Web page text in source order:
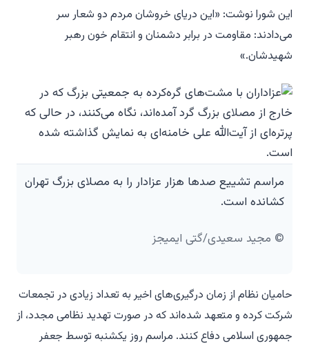
این شورا نوشت: «این دریای خروشان مردم دو شعار سر
می‌دادند: مقاومت در برابر دشمنان و انتقام خون رهبر
شهیدشان.»
مراسم تشییع صدها هزار عزادار را به مصلای بزرگ تهران
کشانده است.
© مجید سعیدی/گتی ایمیجز
حامیان نظام از زمان درگیری‌های اخیر به تعداد زیادی در تجمعات
شرکت کرده و متعهد شده‌اند که در صورت تهدید نظامی مجدد، از
جمهوری اسلامی دفاع کنند. مراسم روز یکشنبه توسط جعفر